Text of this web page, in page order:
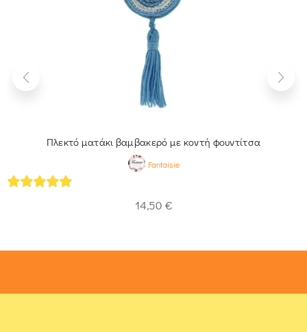
Πλεκτό ματάκι βαμβακερό με κοντή φουντίτσα
Fantaisie
14,50 €